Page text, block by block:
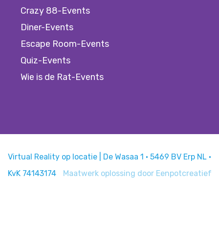
Crazy 88-Events
Diner-Events
Escape Room-Events
Quiz-Events
Wie is de Rat-Events
Virtual Reality op locatie | De Wasaa 1 · 5469 BV Erp NL ·
KvK 74143174
Maatwerk oplossing door Eenpotcreatief